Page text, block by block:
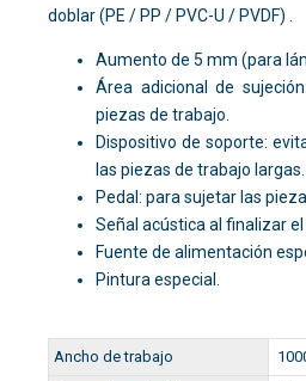
doblar (PE / PP / PVC-U / PVDF) .
Aumento de 5 mm (para
Área adicional de
piezas de trabajo.
Dispositivo de soporte:
las piezas de trabajo largas.
Pedal: para sujetar las
Señal acústica al finalizar
Fuente de alimentación
Pintura especial.
Ancho de trabajo